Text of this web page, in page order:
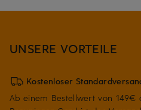
UNSERE VORTEILE
Kostenloser
Ab einem Bestellwert von